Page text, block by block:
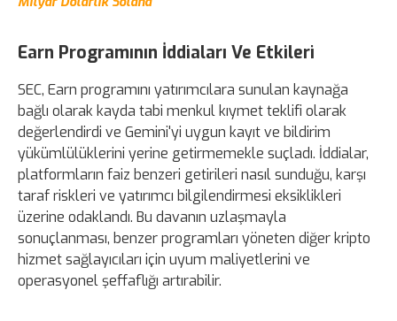
Earn Programının İddiaları Ve Etkileri
SEC, Earn programını yatırımcılara sunulan kaynağa
bağlı olarak kayda tabi menkul kıymet teklifi olarak
değerlendirdi ve Gemini'yi uygun kayıt ve bildirim
yükümlülüklerini yerine getirmemekle suçladı. İddialar,
platformların faiz benzeri getirileri nasıl sunduğu, karşı
taraf riskleri ve yatırımcı bilgilendirmesi eksiklikleri
üzerine odaklandı. Bu davanın uzlaşmayla
sonuçlanması, benzer programları yöneten diğer kripto
hizmet sağlayıcıları için uyum maliyetlerini ve
operasyonel şeffaflığı artırabilir.